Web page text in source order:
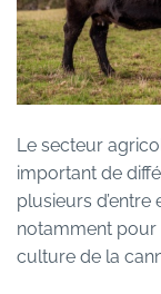
Le secteur
important de
plusieurs d’entre
notamment pour
culture de la